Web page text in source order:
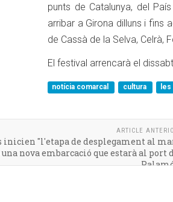
punts de Catalunya, del
arribar a Girona dilluns i fins
de Cassà de la Selva, Celrà,
El festival arrencarà el
notícia comarcal cultura
ARTICLE
inicien "l'etapa de desplegament al
nova embarcació que estarà al port